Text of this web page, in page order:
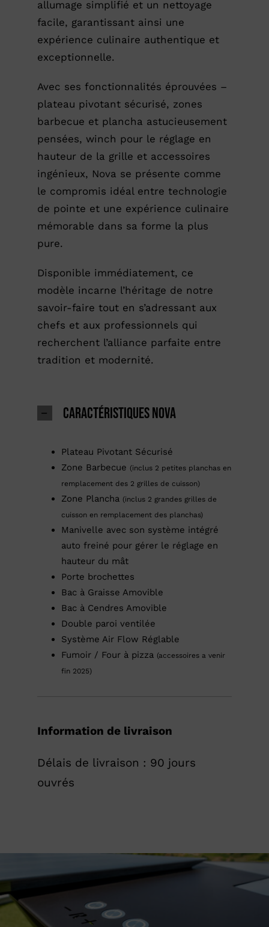
allumage simplifié et un nettoyage
facile, garantissant ainsi une
expérience culinaire authentique et
exceptionnelle.
Avec ses fonctionnalités éprouvées –
plateau pivotant sécurisé, zones
barbecue et plancha astucieusement
pensées, winch pour le réglage en
hauteur de la grille et accessoires
ingénieux, Nova se présente comme
le compromis idéal entre technologie
de pointe et une expérience culinaire
mémorable dans sa forme la plus
pure.
Disponible immédiatement, ce
modèle incarne l’héritage de notre
savoir-faire tout en s’adressant aux
chefs et aux professionnels qui
recherchent l’alliance parfaite entre
tradition et modernité.
Caractéristiques NOVA
Plateau Pivotant Sécurisé
Zone Barbecue (inclus 2 petites planchas en
remplacement des 2 grilles de cuisson)
Zone Plancha (inclus 2 grandes grilles de
cuisson en remplacement des planchas)
Manivelle avec son système intégré
auto freiné pour gérer le réglage en
hauteur du mât
Porte brochettes
Bac à Graisse Amovible
Bac à Cendres Amovible
Double paroi ventilée
Système Air Flow Réglable
Fumoir / Four à pizza (accessoires a venir
fin 2025)
Information de livraison
Délais de livraison : 90 jours
ouvrés